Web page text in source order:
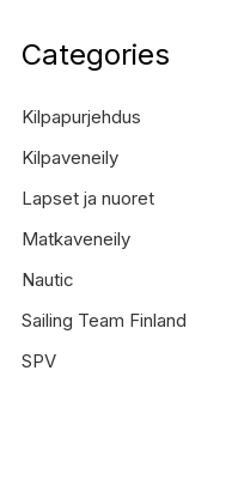
Categories
Kilpapurjehdus
Kilpaveneily
Lapset ja nuoret
Matkaveneily
Nautic
Sailing Team Finland
SPV